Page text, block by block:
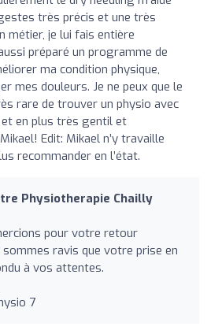
très précis et une très
métier, je lui fais entière
préparé un programme de
ma condition physique,
mes douleurs. Je ne peux que le
rare de trouver un physio avec
en plus très gentil et
Edit: Mikael n’y travaille
recommander en l’état.
Physiotherapie Chailly
pour votre retour
sommes ravis que votre prise en
à vos attentes.
7